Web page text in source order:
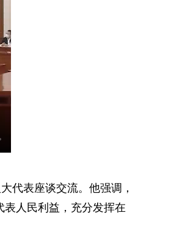
代表座谈交流。他强调，
人民利益，充分发挥在